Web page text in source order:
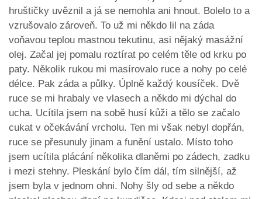
hruštičky uvěznil a já se nemohla ani hnout. Bolelo to a
vzrušovalo zároveň. To už mi někdo lil na záda
voňavou teplou mastnou tekutinu, asi nějaký masážní
olej. Začal jej pomalu roztírat po celém těle od krku po
paty. Několik rukou mi masírovalo ruce a nohy po celé
délce. Pak záda a půlky. Úplně každý kousíček. Dvě
ruce se mi hrabaly ve vlasech a někdo mi dýchal do
ucha. Ucítila jsem na sobě husí kůži a tělo se začalo
cukat v očekávání vrcholu. Ten mi však nebyl dopřán,
ruce se přesunuly jinam a funění ustalo. Místo toho
jsem ucítila plácání několika dlaněmi po zádech, zadku
i mezi stehny. Pleskání bylo čím dál, tím silnější, až
jsem byla v jednom ohni. Nohy šly od sebe a někdo